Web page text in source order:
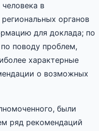
человека в
органов
для доклада; по
поводу проблем,
характерные
о возможных
были
ряд рекомендаций